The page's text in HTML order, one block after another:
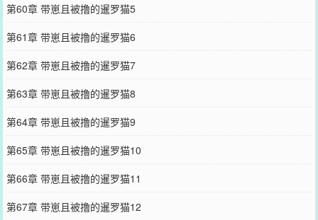
第60章 带崽且被撸的暹罗猫5
第61章 带崽且被撸的暹罗猫6
第62章 带崽且被撸的暹罗猫7
第63章 带崽且被撸的暹罗猫8
第64章 带崽且被撸的暹罗猫9
第65章 带崽且被撸的暹罗猫10
第66章 带崽且被撸的暹罗猫11
第67章 带崽且被撸的暹罗猫12